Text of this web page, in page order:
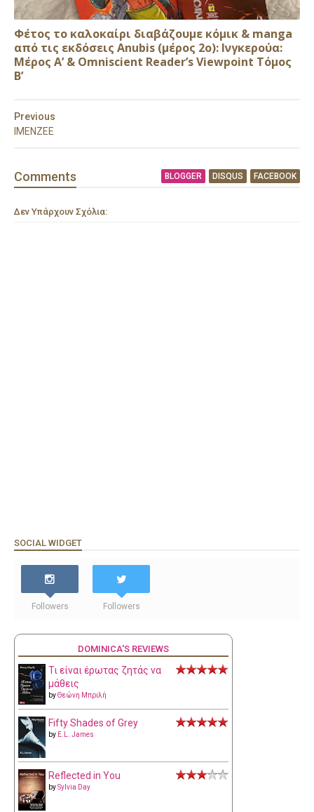
Φέτος το καλοκαίρι διαβάζουμε κόμικ & manga
από τις εκδόσεις Anubis (μέρος 2ο): Ινγκερούα:
Μέρος Α’ & Omniscient Reader’s Viewpoint Τόμος
Β’
Previous
ΙΜΕΝΖΕΕ
Comments BLOGGER DISQUS FACEBOOK
Δεν Υπάρχουν Σχόλια:
SOCIAL WIDGET
Followers Followers
DOMINICA'S REVIEWS
Τι είναι έρωτας ζητάς να
μάθεις
byΘεώνη Μπριλή
Fifty Shades of Grey
by E.L. James
Reflected in You
bySylvia Day